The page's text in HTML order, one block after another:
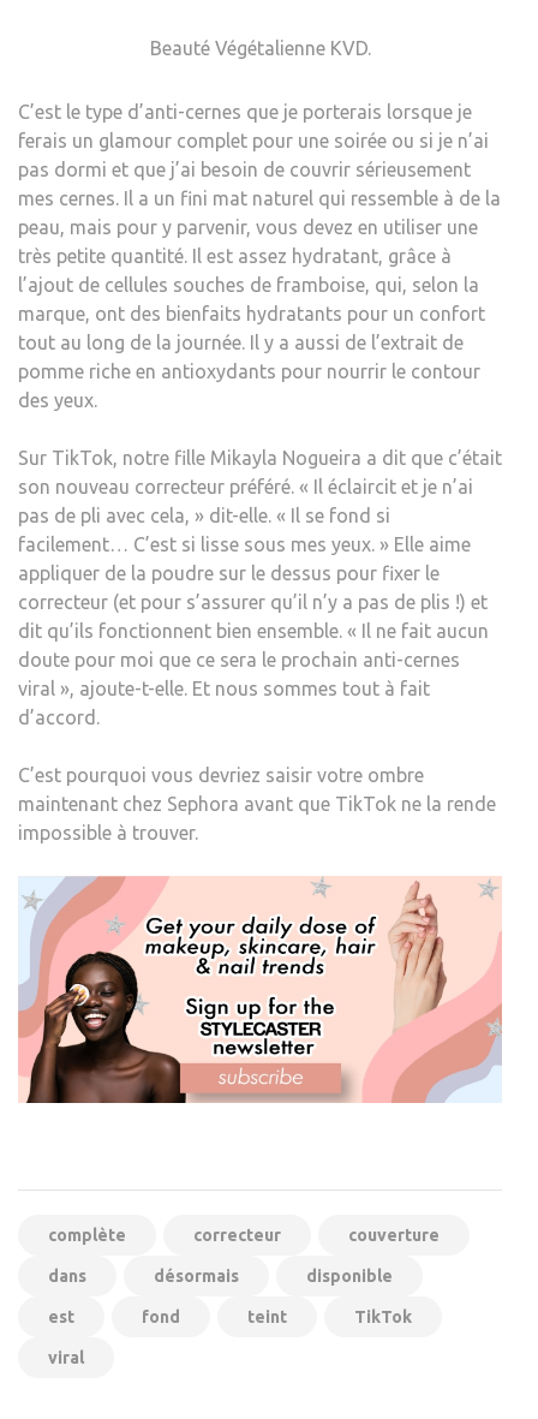
Beauté Végétalienne KVD.
C’est le type d’anti-cernes que je porterais lorsque je
ferais un glamour complet pour une soirée ou si je n’ai
pas dormi et que j’ai besoin de couvrir sérieusement
mes cernes. Il a un fini mat naturel qui ressemble à de la
peau, mais pour y parvenir, vous devez en utiliser une
très petite quantité. Il est assez hydratant, grâce à
l’ajout de cellules souches de framboise, qui, selon la
marque, ont des bienfaits hydratants pour un confort
tout au long de la journée. Il y a aussi de l’extrait de
pomme riche en antioxydants pour nourrir le contour
des yeux.
Sur TikTok, notre fille Mikayla Nogueira a dit que c’était
son nouveau correcteur préféré. « Il éclaircit et je n’ai
pas de pli avec cela, » dit-elle. « Il se fond si
facilement… C’est si lisse sous mes yeux. » Elle aime
appliquer de la poudre sur le dessus pour fixer le
correcteur (et pour s’assurer qu’il n’y a pas de plis !) et
dit qu’ils fonctionnent bien ensemble. « Il ne fait aucun
doute pour moi que ce sera le prochain anti-cernes
viral », ajoute-t-elle. Et nous sommes tout à fait
d’accord.
C’est pourquoi vous devriez saisir votre ombre
maintenant chez Sephora avant que TikTok ne la rende
impossible à trouver.
complète correcteur couverture
dans désormais disponible
est fond teint TikTok
viral